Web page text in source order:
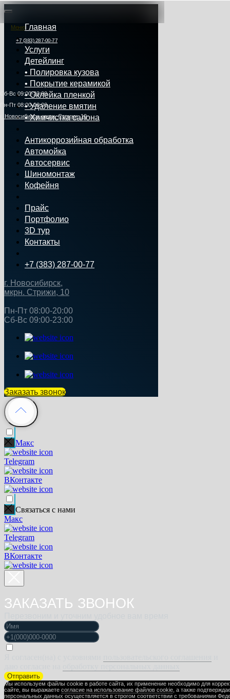
Меню
+7 (383) 287-00-77
Сб‑Вс 09:00‑23:00
Пн‑Пт 08:00-20:00
г. Новосибирск, мкрн. Стрижи, 10
Главная
Услуги
Детейлинг
• Полировка кузова
• Покрытие керамикой
• Оклейка пленкой
• Удаление вмятин
• Химчистка салона
Антикоррозийная обработка
Автомойка
Автосервис
Шиномонтаж
Кофейня
Прайс
Портфолио
3D тур
Контакты
+7 (383) 287-00-77
г. Новосибирск,
мкрн. Стрижи, 10
Пн‑Пт 08:00-20:00
Сб‑Вс 09:00‑23:00
Заказать звонок
Макс
Telegram
ВКонтакте
Связаться с нами
Макс
Telegram
ВКонтакте
ЗАКАЗАТЬ ЗВОНОК
Отправить
Мы используем файлы cookie в работе сайта, их применение необходимо для
сайте, вы выражаете согласие на использование файлов cookie , а также
персональных данных осуществляется в строгом соответствии с требованиями